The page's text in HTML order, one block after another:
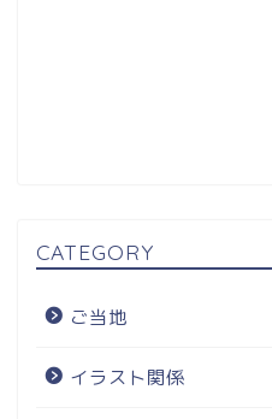
CATEGORY
ご当地
イラスト関係